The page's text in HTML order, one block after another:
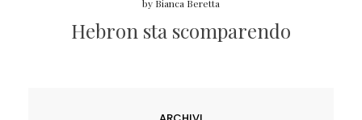
by Bianca Beretta
Hebron sta scomparendo